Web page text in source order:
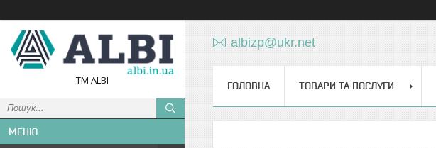
TM ALBI
albizp@ukr.net
ГОЛОВНА ТОВАРИ ТА ПОСЛУГИ